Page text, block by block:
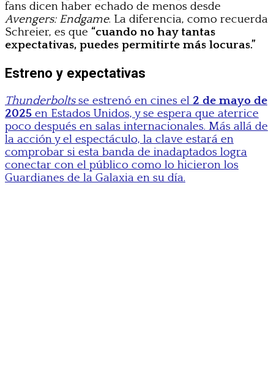
fans dicen haber echado de menos desde
Avengers: Endgame. La diferencia, como recuerda
Schreier, es que “cuando no hay tantas
expectativas, puedes permitirte más locuras.”
Estreno y expectativas
Thunderboltsse estrenó en cines el 2 de mayo de
2025 en Estados Unidos, y se espera que aterrice
poco después en salas internacionales. Más allá de
la acción y el espectáculo, la clave estará en
comprobar si esta banda de inadaptados logra
conectar con el público como lo hicieron los
Guardianes de la Galaxia en su día.